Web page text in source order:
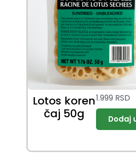
Lotos koren
čaj 50g
1.999 RSD